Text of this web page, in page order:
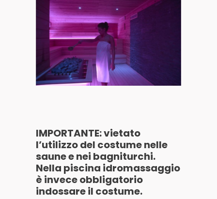
IMPORTANTE: vietato
l’utilizzo del costume nelle
saune e nei bagniturchi.
Nella piscina idromassaggio
è invece obbligatorio
indossare il costume.